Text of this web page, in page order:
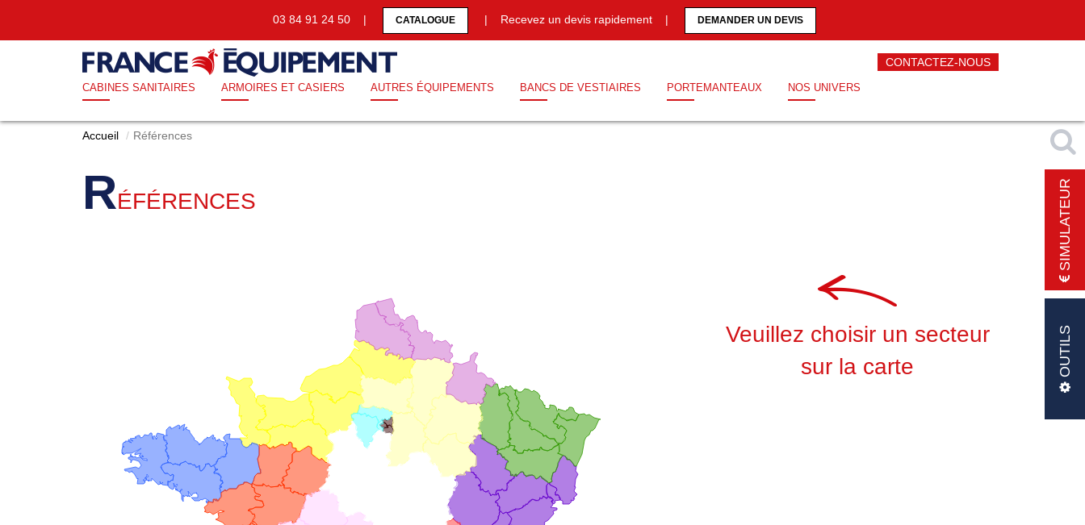
03 84 91 24 50 | CATALOGUE | Recevez un devis rapidement | DEMANDER UN DEVIS
CONTACTEZ-NOUS
CABINES SANITAIRES ARMOIRES ET CASIERS AUTRES ÉQUIPEMENTS BANCS DE VESTIAIRES PORTEMANTEAUX NOS UNIVERS
Accueil Références
RÉFÉRENCES
Veuillez choisir un secteur
sur la carte
SIMULATEUR
OUTILS